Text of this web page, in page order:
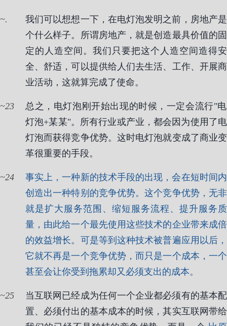
.
我们可以想想一下，在电灯泡发明之前，房地产是
个什么样子。所谓房地产，就是创造最具价值的固
定的人造空间。我们只要把这个人造空间造得安
全、舒适，可以提供给人们去生活、工作、开展商
业活动，这就算完成了使命。
23
总之，电灯泡刚开始出现的时候，一定会流行"电
灯泡+某某"。所有行业或产业，都会因为使用了电
灯泡而获得竞争优势。这时电灯泡就变成了商业变
革很重要的手段。
24
事实上，一种新的技术手段的出现，会在短时间内
创造出一种特别的竞争优势。这个竞争优势，无非
就是扩大服务范围、缩短服务流程、提升服务质
量，由此给一个最先使用这些技术的企业带来成倍
的效益增长。可是等到这种技术被普遍应用以后，
它就不再是一个竞争优势，而只是一个成本，一个
甚至会让你受到拖累却又必须支出的成本。
25
当互联网已经成为任何一个企业都必须有的基本配
置、必须付出的基本成本的时候，其实互联网带给